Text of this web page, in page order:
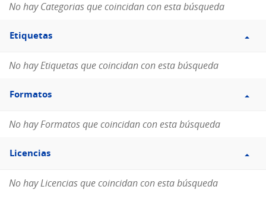
No hay Categorias que coincidan con esta búsqueda
Filtro
Etiquetas
Etiquetas
No hay Etiquetas que coincidan con esta búsqueda
Filtro
Formatos
Formatos
No hay Formatos que coincidan con esta búsqueda
Filtro
Licencias
Licencias
No hay Licencias que coincidan con esta búsqueda